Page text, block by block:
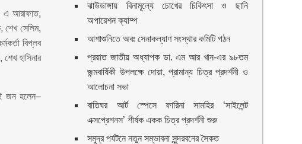
এ আরাফাত,
শেখ সেলিম,
বিপ্লব
হাসিনার
জন হলেন–
ঝাউডাঙ্গায় বিনামূল্যে চোখের চিকিৎসা ও ছানি
অপারেশন ক্যাম্প
আশাশুনিতে অবঃ সেনাকল্যাণ সংস্থার কমিটি গঠন
প্রয়াত জাতীয় অধ্যাপক ডা. এম আর খান-এর ৯৮তম
জন্মবার্ষিকী উপলক্ষে দোয়া, প্রামান্য চিত্র প্রদর্শনী ও
আলোচনা সভা
বাতিঘর আর্ট স্পেসে ফারিনা সামহির ‘সাইলেন্ট
এক্সপ্রেশনস’ শীর্ষক একক চিত্র প্রদর্শনী শুরু
সমুদ্র পর্যটনে নতুন সম্ভাবনা সুন্দরবনের সৈকত